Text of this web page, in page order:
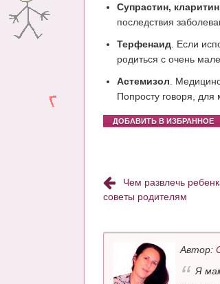
Супрастин,
последствия
Терфенаид . Если
родиться с очень
Астемизол .
Попросту говоря, для
ДОБАВИТЬ В ИЗБРАННОЕ
Чем развлечь
советы родителям
Автор:
Я